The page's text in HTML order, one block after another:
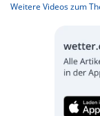
Weitere Videos zum